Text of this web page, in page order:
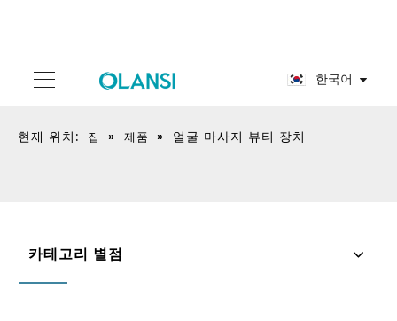
한국어
현재 위치: 집 » 제품 » 얼굴 마사지 뷰티 장치
카테고리 별점